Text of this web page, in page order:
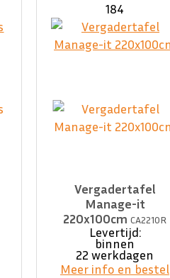
184
Vergadertafel
Manage-it
220x100cmCA2210R
Levertijd:
binnen
22 werkdagen
Meer info en bestel